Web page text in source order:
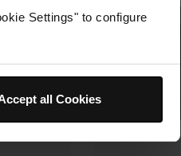
Settings" to configure
all Cookies